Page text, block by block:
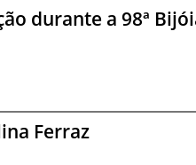
durante a 98ª
Ferraz